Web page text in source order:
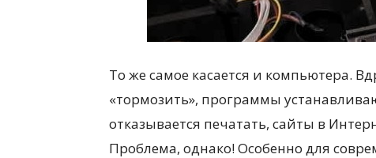
То же самое касается и компьютера.
«тормозить», программы
отказывается печатать, сайты в
Проблема, однако! Особенно для